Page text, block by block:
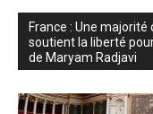
France : Une
soutient la liberté
de Maryam Radjavi